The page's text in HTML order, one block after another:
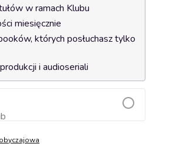
w ramach Klubu
miesięcznie
których posłuchasz tylko
i audioseriali
do koszyka